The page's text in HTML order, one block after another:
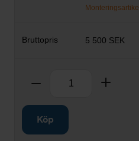
Monteringsartikel
5 500 SEK
Ta bort
Köp